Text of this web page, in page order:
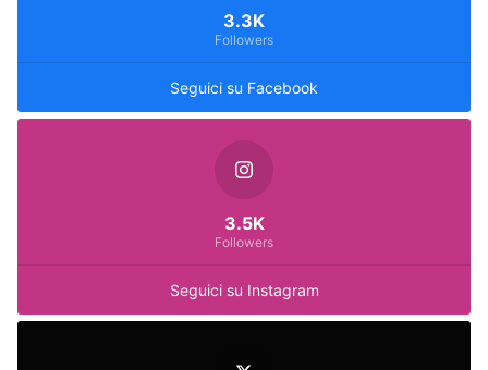
Seguici su Facebook
3.3K
Followers
Seguici su Instagram
3.5K
Followers